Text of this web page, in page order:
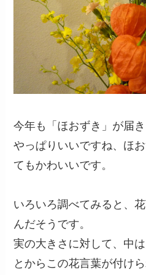
今年も「ほおずき」が届
やっぱりいいですね、ほ
てもかわいいです。
いろいろ調べてみると、
んだそうです。
実の大きさに対して、中
とからこの花言葉が付け